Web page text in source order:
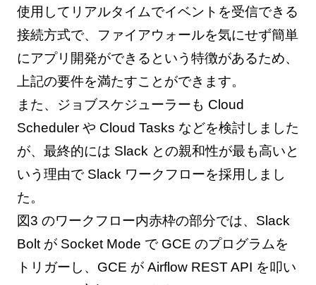
使用してリアルタイムでイベントを受信できる
接続方式で、ファイアウォールを気にせず簡単
にアプリ開発ができるという特徴があるため、
上記の要件を満たすことができます。
また、ジョブスケジューラーも Cloud
Scheduler や Cloud Tasks などを検討しました
が、最終的には Slack との親和性が最も高いと
いう理由で Slack ワークフローを採用しまし
た。
図3 のワークフロー内赤枠の部分では、Slack
Bolt が Socket Mode で GCE のプログラムを
トリガーし、GCE が Airflow REST API を叩い